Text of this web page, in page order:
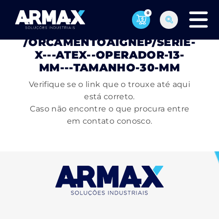
0
PÁGINA NÃO ENCONTRADA
/ORCAMENTOAIGNEP/SERIE-
X---ATEX--OPERADOR-13-
MM---TAMANHO-30-MM
Verifique se o link que o trouxe até aqui
está correto.
Caso não encontre o que procura entre
em contato conosco.